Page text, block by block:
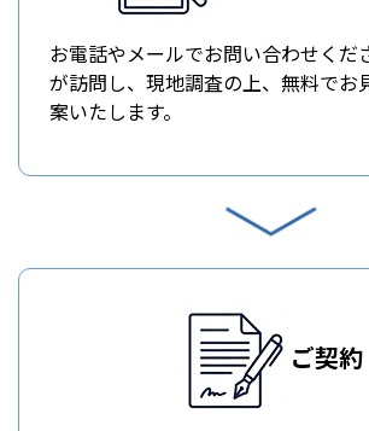
お電話やメールでお問い合わせくだ
が訪問し、現地調査の上、無料でお
案いたします。
ご契約